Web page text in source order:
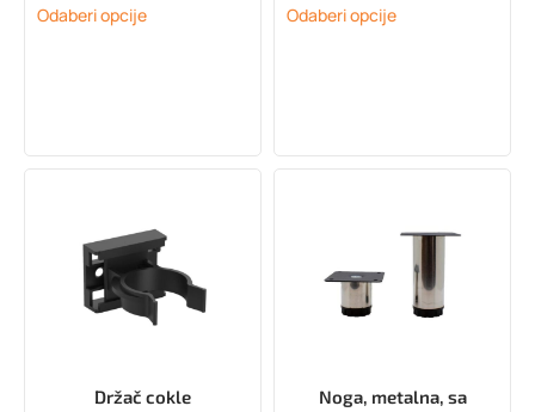
Odaberi opcije Odaberi opcije
Držač cokle
Noga, metalna, sa